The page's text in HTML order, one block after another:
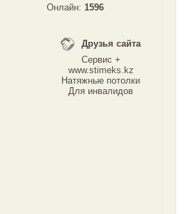
Онлайн: 1596
Друзья сайта
Сервис +
www.stimeks.kz
Натяжные потолки
Для инвалидов